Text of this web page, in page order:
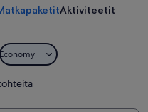
Aktiviteetit
Economy